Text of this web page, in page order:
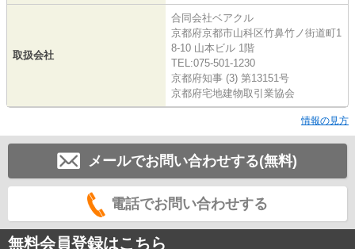
取扱会社
合同会社ベアクル
京都府京都市山科区竹鼻竹ノ街道町1
8-10 山本ビル 1階
TEL:075-501-1230
京都府知事 (3) 第13151号
京都府宅地建物取引業協会
情報の見方
メールでお問い合わせする(無料)
電話でお問い合わせする
無料会員登録はこちら